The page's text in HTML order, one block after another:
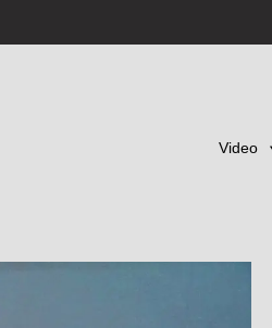
Video